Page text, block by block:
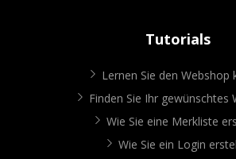
Tutorials
Lernen Sie den Webshop
Finden Sie Ihr gewünschtes
Wie Sie eine Merkliste
Wie Sie ein Login